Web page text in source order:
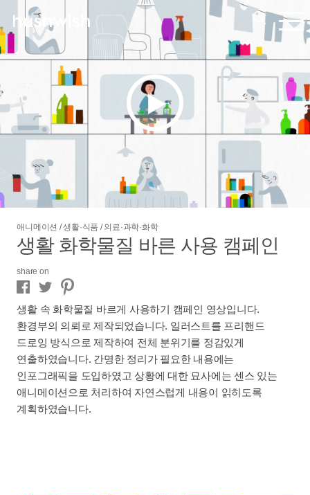
애니메이션 / 생활·식품 / 의료·과학·화학
생활 화학물질 바른 사용 캠페인
share on
생활 속 화학물질 바르게 사용하기 캠페인 영상입니다.
환경부의 의뢰로 제작되었습니다. 일러스트를 프리핸드
드로잉 방식으로 제작하여 전체 분위기를 정감있게
연출하였습니다. 간명한 정리가 필요한 내용에는
인포그래픽을 도입하였고 상황에 대한 묘사에는 센스 있는
애니메이션으로 처리하여 자연스럽게 내용이 읽히도록
계획하였습니다.